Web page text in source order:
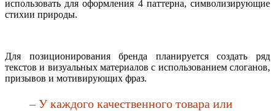
использовать для оформления 4 паттерна, символизирующие
стихии природы.
Для позиционирования бренда планируется создать ряд
текстов и визуальных материалов с использованием слоганов,
призывов и мотивирующих фраз.
– У каждого качественного товара или